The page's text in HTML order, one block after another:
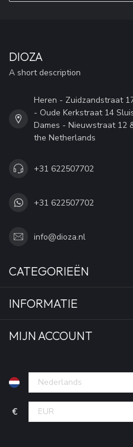
DIOZA
A short description
Heren - Zuidzandstraat
- Oude Kerkstraat 14
Dames - Nieuwstraat 12
the Netherlands
+31 622507702
+31 622507702
info@dioza.nl
CATEGORIEËN
INFORMATIE
MIJN ACCOUNT
€